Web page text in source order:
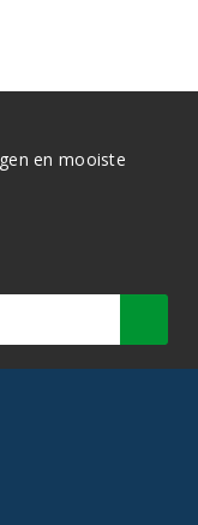
en mooiste